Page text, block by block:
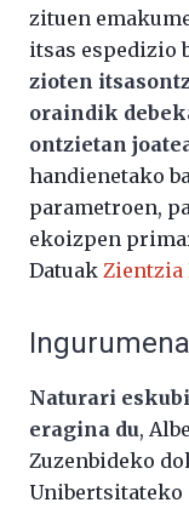
zituen
itsas espedizio
zioten
oraindik
ontzietan
handienetako
parametroen,
ekoizpen
Datuak Zientzia
Ingurumena
Naturari
eragina du,
Zuzenbideko
Unibertsitateko